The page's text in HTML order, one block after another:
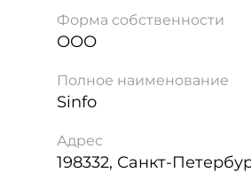
Форма собственности
ООО
Полное наименование
Sinfo
Адрес
198332, Санкт-